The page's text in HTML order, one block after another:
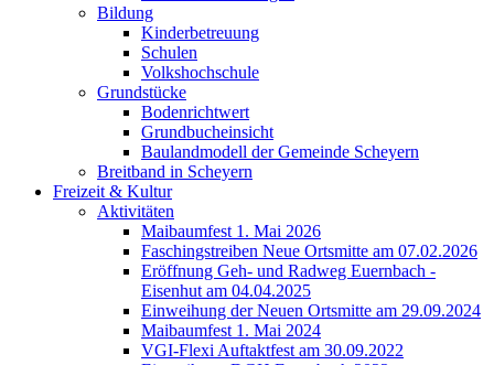
Bildung
Kinderbetreuung
Schulen
Volkshochschule
Grundstücke
Bodenrichtwert
Grundbucheinsicht
Baulandmodell der Gemeinde Scheyern
Breitband in Scheyern
Freizeit & Kultur
Aktivitäten
Maibaumfest 1. Mai 2026
Faschingstreiben Neue Ortsmitte am 07.02.2026
Eröffnung Geh- und Radweg Euernbach -
Eisenhut am 04.04.2025
Einweihung der Neuen Ortsmitte am 29.09.2024
Maibaumfest 1. Mai 2024
VGI-Flexi Auftaktfest am 30.09.2022